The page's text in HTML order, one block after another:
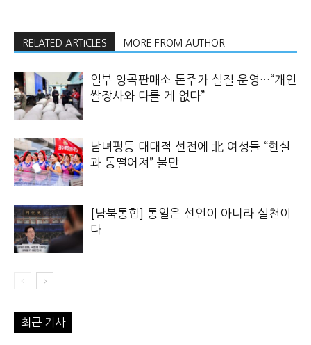
RELATED ARTICLES MORE FROM AUTHOR
일부 양곡판매소 돈주가 실질 운영…“개인
쌀장사와 다를 게 없다”
남녀평등 대대적 선전에 北 여성들 “현실
과 동떨어져” 불만
[남북통합] 통일은 선언이 아니라 실천이
다
최근 기사